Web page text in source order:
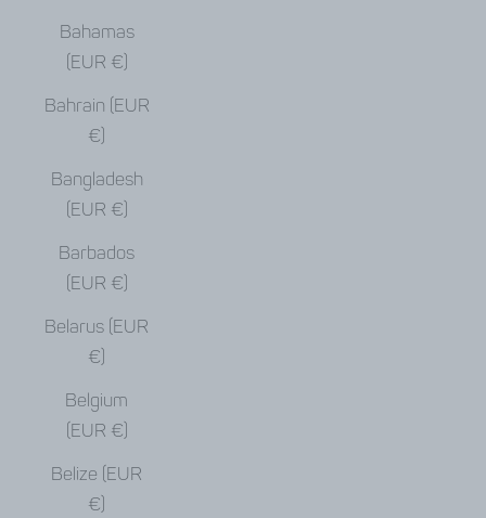
Bahamas
(EUR €)
Bahrain (EUR
€)
Bangladesh
(EUR €)
Barbados
(EUR €)
Belarus (EUR
€)
Belgium
(EUR €)
Belize (EUR
€)